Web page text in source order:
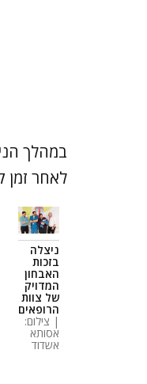
במהלך
לאחר זמן
ניצלה
בזכות
האבחון
המדויק
של צוות
הרופאים
| צילום:
אסותא
אשדוד